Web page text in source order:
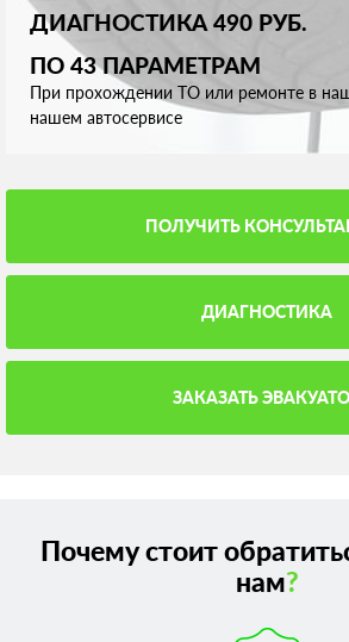
ДИАГНОСТИКА 490 РУБ.
ПО 43 ПАРАМЕТРАМ
При прохождении ТО или ремонте в
нашем автосервисе
ПОЛУЧИТЬ
ДИАГНОСТИКА
ЗАКАЗАТЬ
Почему стоит
нам?